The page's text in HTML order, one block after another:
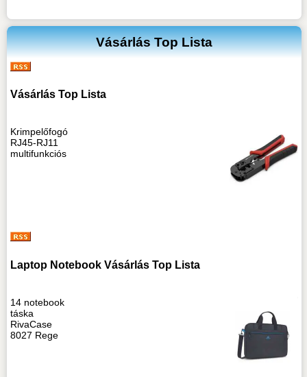
Vásárlás Top Lista
Vásárlás Top Lista
Krimpelőfogó
RJ45-RJ11
multifunkciós
Laptop Notebook Vásárlás Top Lista
14 notebook
táska
RivaCase
8027 Rege